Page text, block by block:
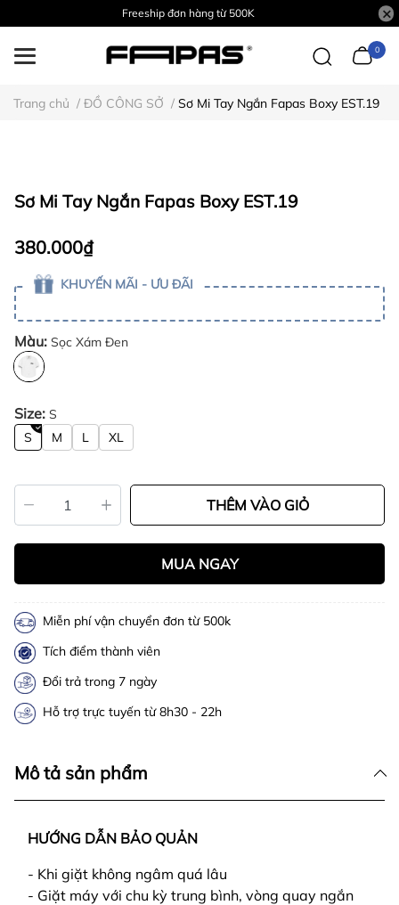
Freeship đơn hàng từ 500K
0
Trang chủ / ĐỒ CÔNG SỞ / Sơ Mi Tay Ngắn Fapas Boxy EST.19
Sơ Mi Tay Ngắn Fapas Boxy EST.19
380.000₫
KHUYẾN MÃI - ƯU ĐÃI
Màu: Sọc Xám Đen
Size: S
S
M L XL
THÊM VÀO GIỎ
MUA NGAY
Miễn phí vận chuyển đơn từ 500k
Tích điểm thành viên
Đổi trả trong 7 ngày
Hỗ trợ trực tuyến từ 8h30 - 22h
Mô tả sản phẩm
HƯỚNG DẪN BẢO QUẢN
- Khi giặt không ngâm quá lâu
- Giặt máy với chu kỳ trung bình, vòng quay ngắn